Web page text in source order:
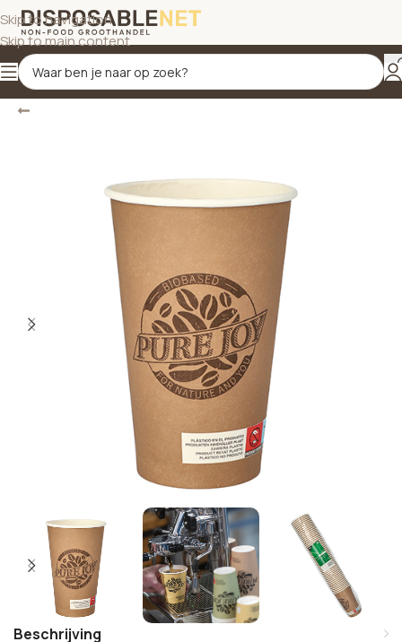
Skip to navigation
Skip to main content
Terug Home/Bekers/Drinkbekers
Beschrijving